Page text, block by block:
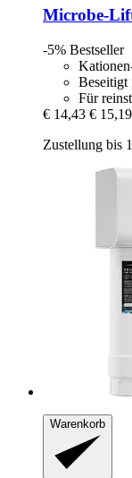
Microbe-
-5% Bestseller
Beseitigt
Für
€ 14,43 € 15,19
Zustellung bis
Warenkorb